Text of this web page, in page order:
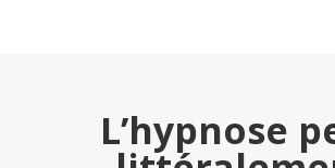
L’hypnose